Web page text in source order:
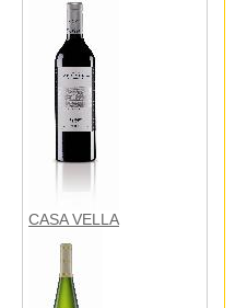
CASA VELLA